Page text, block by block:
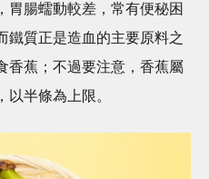
胃腸蠕動較差，常有便秘困
鐵質正是造血的主要原料之
香蕉；不過要注意，香蕉屬
半條為上限。